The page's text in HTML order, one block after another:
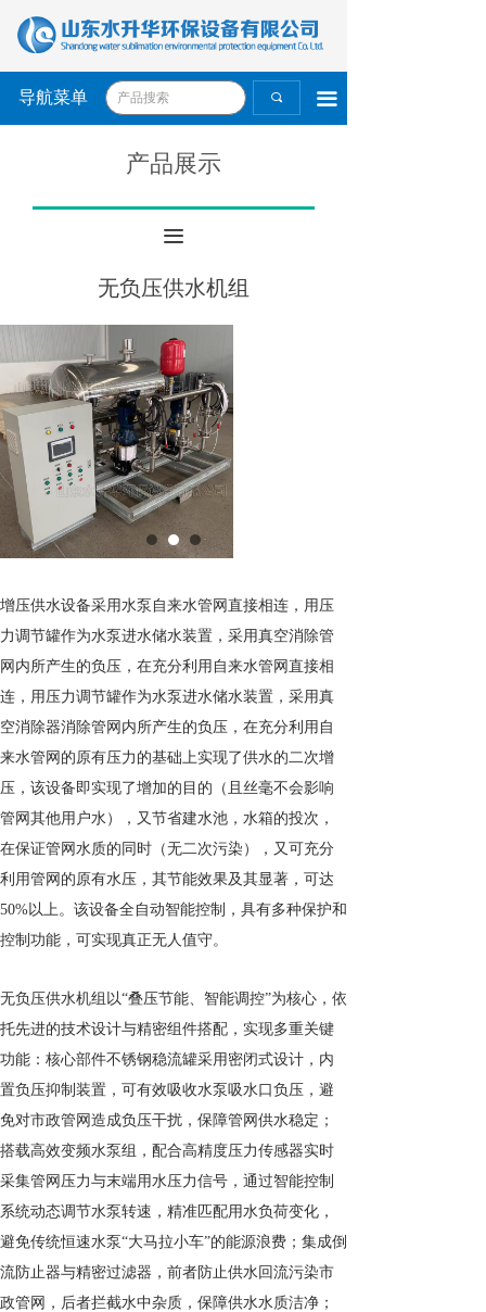
끠 끀
导航菜单
끀
产品展示
无负压供水机组
增压供水设备采用水泵自来水管网直接相连，用压
力调节罐作为水泵进水储水装置，采用真空消除管
网内所产生的负压，在充分利用自来水管网直接相
连，用压力调节罐作为水泵进水储水装置，采用真
空消除器消除管网内所产生的负压，在充分利用自
来水管网的原有压力的基础上实现了供水的二次增
压，该设备即实现了增加的目的（且丝毫不会影响
管网其他用户水），又节省建水池，水箱的投次，
在保证管网水质的同时（无二次污染），又可充分
利用管网的原有水压，其节能效果及其显著，可达
50%以上。该设备全自动智能控制，具有多种保护和
控制功能，可实现真正无人值守。
无负压供水机组以“叠压节能、智能调控”为核心，依
托先进的技术设计与精密组件搭配，实现多重关键
功能：核心部件不锈钢稳流罐采用密闭式设计，内
置负压抑制装置，可有效吸收水泵吸水口负压，避
免对市政管网造成负压干扰，保障管网供水稳定；
搭载高效变频水泵组，配合高精度压力传感器实时
采集管网压力与末端用水压力信号，通过智能控制
系统动态调节水泵转速，精准匹配用水负荷变化，
避免传统恒速水泵“大马拉小车”的能源浪费；集成倒
流防止器与精密过滤器，前者防止供水回流污染市
政管网，后者拦截水中杂质，保障供水水质洁净；